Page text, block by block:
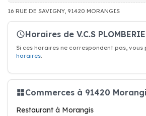
16 RUE DE SAVIGNY, 91420 MORANGIS
Horaires de V.C.S PLOMBERIE
Si ces horaires ne correspondent pas, vous
horaires.
Commerces à 91420
Restaurant à Morangis